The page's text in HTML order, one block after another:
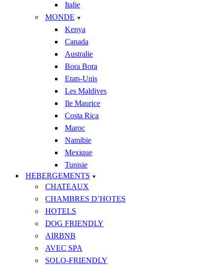
Italie
MONDE
Kenya
Canada
Australie
Bora Bora
Etats-Unis
Les Maldives
Ile Maurice
Costa Rica
Maroc
Namibie
Mexique
Tunisie
HEBERGEMENTS
CHATEAUX
CHAMBRES D’HOTES
HOTELS
DOG FRIENDLY
AIRBNB
AVEC SPA
SOLO-FRIENDLY